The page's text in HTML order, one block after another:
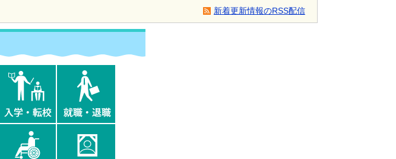
新着更新情報のRSS配信
学・